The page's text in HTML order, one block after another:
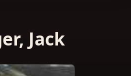
Jack